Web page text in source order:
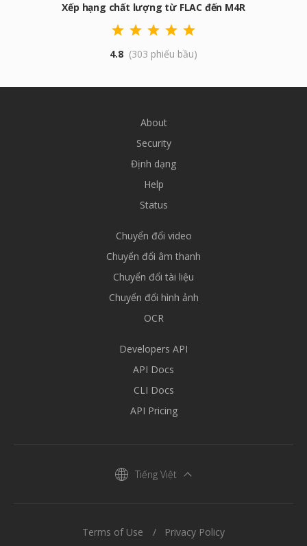
Xếp hạng chất lượng từ FLAC đến M4R
4.8 (303 phiếu bầu)
About
Security
Định dạng
Help
Status
Chuyển đổi video
Chuyển đổi âm thanh
Chuyển đổi tài liệu
Chuyển đổi hình ảnh
OCR
Developers API
API Docs
CLI Docs
API Pricing
Tiếng Việt
Terms of Use Privacy Policy